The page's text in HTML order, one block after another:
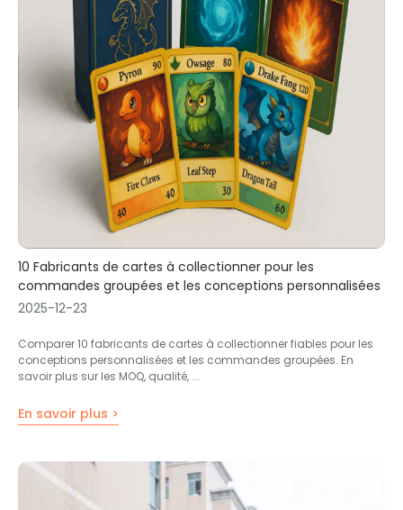
10 Fabricants de cartes à collectionner pour les
commandes groupées et les conceptions personnalisées
2025-12-23
Comparer 10 fabricants de cartes à collectionner fiables pour les
conceptions personnalisées et les commandes groupées. En
savoir plus sur les MOQ, qualité, ...
En savoir plus >